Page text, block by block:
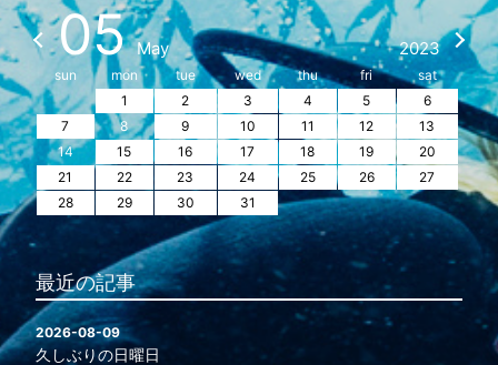
05 May 2023
sun mon tue wed thu fri
sat
1
2 3 4 5
6
7
8 9 10 11 12
13
14
15 16 17 18 19
20
21
22 23 24 25 26
27
28
29 30 31
最近の記事
2026-08-09
久しぶりの日曜日